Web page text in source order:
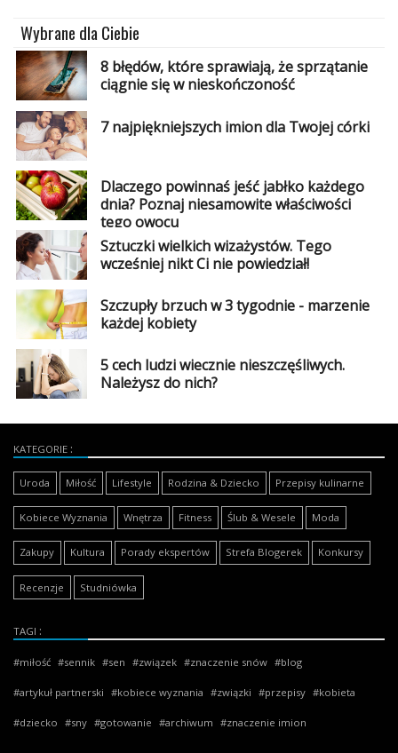
Wybrane dla Ciebie
8 błędów, które sprawiają, że sprzątanie
ciągnie się w nieskończoność
7 najpiękniejszych imion dla Twojej córki
Dlaczego powinnaś jeść jabłko każdego
dnia? Poznaj niesamowite właściwości
tego owocu
Sztuczki wielkich wizażystów. Tego
wcześniej nikt Ci nie powiedział!
Szczupły brzuch w 3 tygodnie - marzenie
każdej kobiety
5 cech ludzi wiecznie nieszczęśliwych.
Należysz do nich?
KATEGORIE
Uroda Miłość Lifestyle Rodzina & Dziecko Przepisy kulinarne
Kobiece Wyznania Wnętrza Fitness Ślub & Wesele Moda
Zakupy Kultura Porady ekspertów Strefa Blogerek Konkursy
Recenzje Studniówka
TAGI
miłość sennik sen związek znaczenie snów blog
artykuł partnerski kobiece wyznania związki przepisy kobieta
dziecko sny gotowanie archiwum znaczenie imion